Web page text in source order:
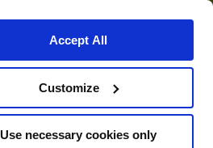
Accept All
Customize
Use necessary cookies only